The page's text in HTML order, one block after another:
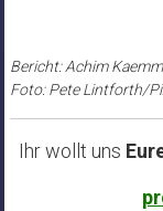
Bericht: Achim
Foto: Pete Lintforth/
Ihr wollt uns